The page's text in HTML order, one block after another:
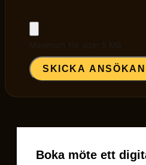
SKICKA ANSÖKAN